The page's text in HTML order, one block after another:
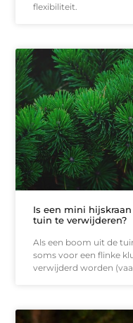
flexibiliteit.
Is een mini
tuin te verwijderen?
Als een boom uit de
soms voor een flinke
verwijderd worden